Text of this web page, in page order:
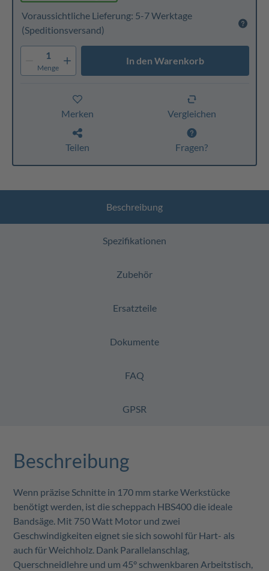
Voraussichtliche Lieferung: 5-7 Werktage
(Speditionsversand)
1
Menge
In den Warenkorb
Merken Vergleichen
Teilen Fragen?
Beschreibung
Spezifikationen
Zubehör
Ersatzteile
Dokumente
FAQ
GPSR
Beschreibung
Wenn präzise Schnitte in 170 mm starke Werkstücke
benötigt werden, ist die scheppach HBS400 die ideale
Bandsäge. Mit 750 Watt Motor und zwei
Geschwindigkeiten eignet sie sich sowohl für Hart- als
auch für Weichholz. Dank Parallelanschlag,
Querschneidlehre und um 45° schwenkbaren Arbeitstisch,